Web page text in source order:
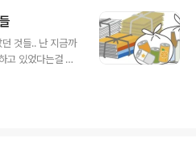
위패를 모시는 절
일본은 따로 집에
문에 추석 휴가
하고 꽃을 장식하
것들.. 난 지금까
고 있었다는걸 꿈
내고 성실하게 살